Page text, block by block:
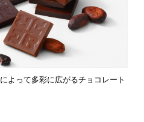
よって多彩に広がるチョコレート